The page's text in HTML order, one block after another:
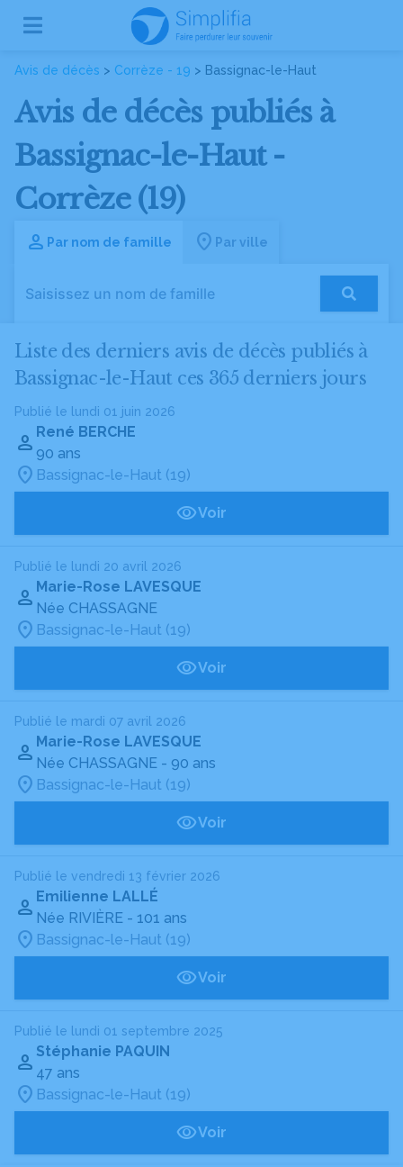
Avis de décès > Corrèze - 19 > Bassignac-le-Haut
Avis de décès publiés à
Bassignac-le-Haut -
Corrèze (19)
Par nom de famille Par ville
Liste des derniers avis de décès publiés à
Bassignac-le-Haut ces 365 derniers jours
Publié le lundi 01 juin 2026
René BERCHE
90 ans
Bassignac-le-Haut (19)
Voir
Publié le lundi 20 avril 2026
Marie-Rose LAVESQUE
Née CHASSAGNE
Bassignac-le-Haut (19)
Voir
Publié le mardi 07 avril 2026
Marie-Rose LAVESQUE
Née CHASSAGNE - 90 ans
Bassignac-le-Haut (19)
Voir
Publié le vendredi 13 février 2026
Emilienne LALLÉ
Née RIVIÈRE - 101 ans
Bassignac-le-Haut (19)
Voir
Publié le lundi 01 septembre 2025
Stéphanie PAQUIN
47 ans
Bassignac-le-Haut (19)
Voir